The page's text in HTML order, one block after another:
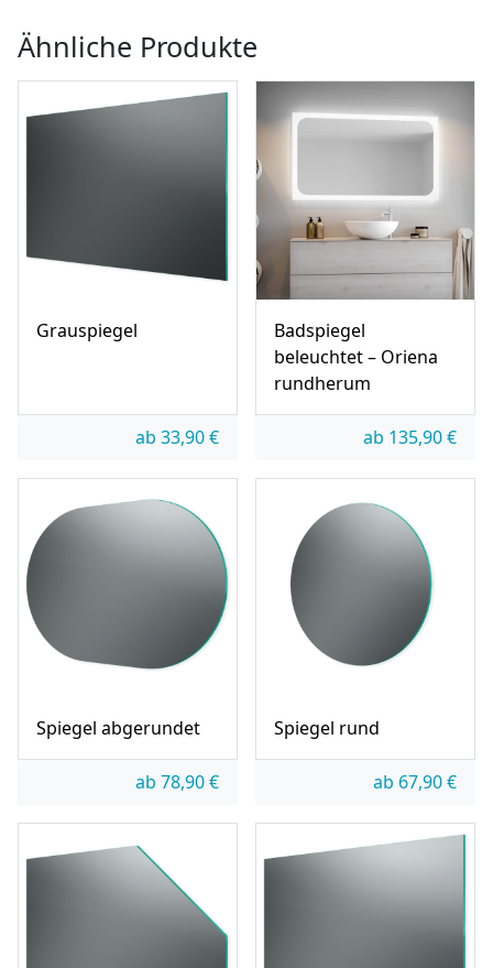
Ähnliche Produkte
Grauspiegel
ab 33,90€
Badspiegel
beleuchtet – Oriena
rundherum
ab 135,90€
Spiegel abgerundet
ab 78,90€
Spiegel rund
ab 67,90€